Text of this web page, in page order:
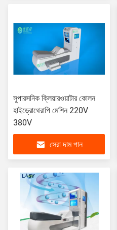
সুপারসনিক ক্লিয়ারওয়াটার কোলন
হাইড্রোথেরাপি মেশিন 220V
380V
সেরা দাম পান